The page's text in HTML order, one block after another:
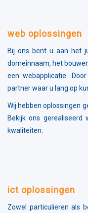
web oplossingen
Bij ons bent u aan het
domeinnaam, het
een webapplicatie.
partner waar u lang op
Wij hebben oplossingen
Bekijk ons
kwaliteiten.
ict oplossingen
Zowel particulieren als